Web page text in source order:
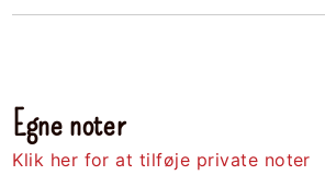
Egne noter
Klik her for at tilføje private noter